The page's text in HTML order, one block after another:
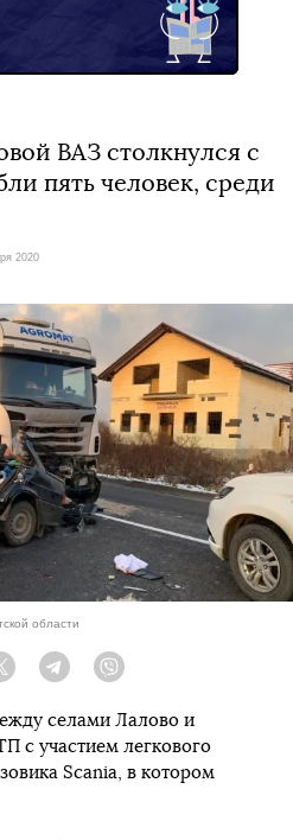
ВАЗ столкнулся с
пять человек, среди
2020
области
Twitter Telegram
селами Лалово и
с участием легкового
Scania, в котором